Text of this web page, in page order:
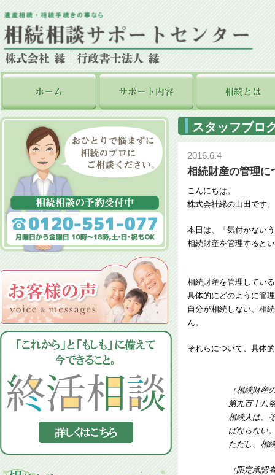
スタッフブロ
2016.6.4
相続財産の管理に
こんにちは。
株式会社縁の山田です。
本日は、「気付かない
相続財産を管理すると
相続財産を管理してい
具体的にどのように管
自分が相続しない、相
ん。
それらについて、具体
（相続財産
第九百十
相続人は、
ばならない
ただし、相
（限定承認